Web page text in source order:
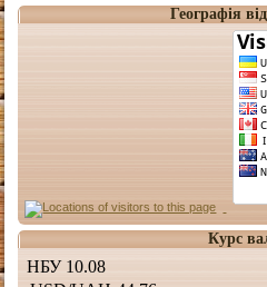
Географія
Курс